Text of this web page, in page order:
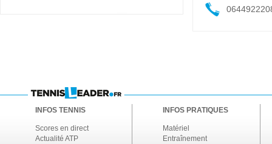
INFOS TENNIS
Scores en direct
Actualité ATP
INFOS PRATIQUES
Matériel
Entraînement